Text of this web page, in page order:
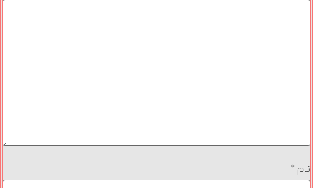
نام *